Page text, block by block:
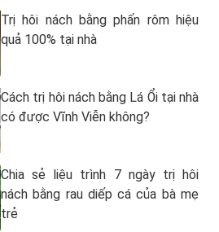
Trị hôi nách bằng phấn rôm hiệu
quả 100% tại nhà
Cách trị hôi nách bằng Lá Ổi tại nhà
có được Vĩnh Viễn không?
Chia sẻ liệu trình 7 ngày trị hôi
nách bằng rau diếp cá của bà mẹ
trẻ